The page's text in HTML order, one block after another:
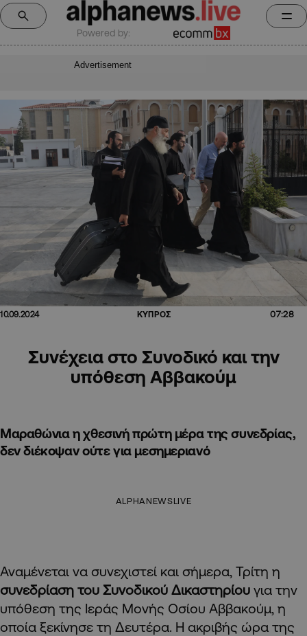
Powered by:
Advertisement
10.09.2024 ΚΥΠΡΟΣ 07:28
Συνέχεια στο Συνοδικό και την
υπόθεση Αββακούμ
Μαραθώνια η χθεσινή πρώτη μέρα της συνεδρίας,
δεν διέκοψαν ούτε για μεσημεριανό
ALPHANEWSLIVE
Αναμένεται να συνεχιστεί και σήμερα, Τρίτη η
συνεδρίαση του Συνοδικού Δικαστηρίου για την
υπόθεση της Ιεράς Μονής Οσίου Αββακούμ, η
οποία ξεκίνησε τη Δευτέρα. Η ακριβής ώρα της